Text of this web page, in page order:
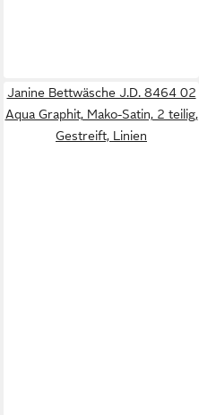
Janine Bettwäsche J.D. 8464 02
Aqua Graphit, Mako-Satin, 2 teilig,
Gestreift, Linien